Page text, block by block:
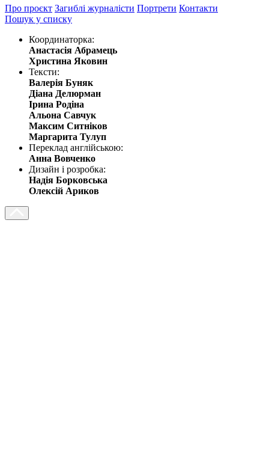
Про проєкт Загиблі журналісти Портрети Контакти
Пошук у списку
Координаторка:
Анастасія Абрамець
Христина Яковин
Тексти:
Валерія Буняк
Діана Делюрман
Ірина Родіна
Альона Савчук
Максим Ситніков
Маргарита Тулуп
Переклад англійською:
Анна Вовченко
Дизайн і розробка:
Надія Борковська
Олексій Ариков